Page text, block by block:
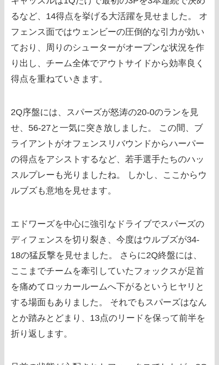
るなど、14得点を挙げる大活躍を見せました。 オ
フェンス面ではウェンビーの圧倒的な引力が効い
ており、周りのシューターがオープンな状況を作
り出し、チーム全体でアウトサイドから効率良く
得点を重ねていきます。
2Q序盤には、スパーズが怒涛の20-0のランを見
せ、56-27と一気に突き放しました。 この間、ブ
ライアントがオフェンスリバウンドからハーパー
の得点をアシストするなど、若手選手たちのハッ
スルプレーも光りましたね。 しかし、ここからウ
ルブズも意地を見せます。
エドワーズを中心に強引なドライブでスパーズの
ディフェンスを切り裂き、今度はウルブズが34-
18の猛反撃を見せました。 さらに2Q終盤には、
ここまでチームを牽引していたフォックスが足首
を痛めてロッカールームへ下がるというヒヤリと
する場面もありました。 それでもスパーズはなん
とか踏みとどまり、13点のリードを保って前半を
折り返します。